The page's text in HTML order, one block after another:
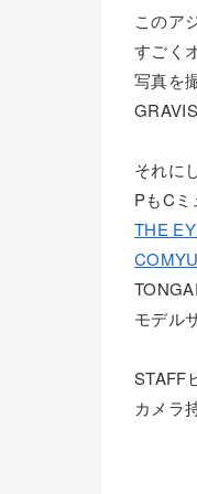
このア
すごく
写真を
それに
PもCミ
THE
モデル
STAFF
カメラ